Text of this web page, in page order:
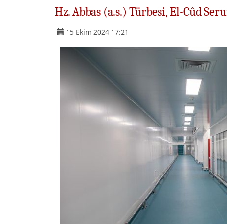
Hz. Abbas (a.s.) Türbesi, El-Cûd
15 Ekim 2024 17:21